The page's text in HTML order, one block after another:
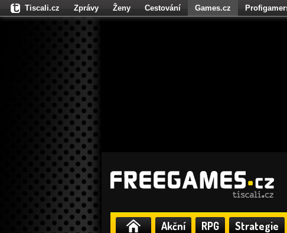
Akční RPG Strategie
Tiscali.cz Zprávy Ženy Cestování Games.cz
Fights.cz